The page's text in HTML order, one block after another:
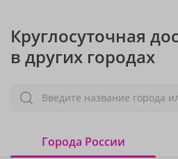
Круглосуточная
в других городах
Введите название города
Города России